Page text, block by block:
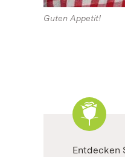
Guten Appetit!
Entdecken